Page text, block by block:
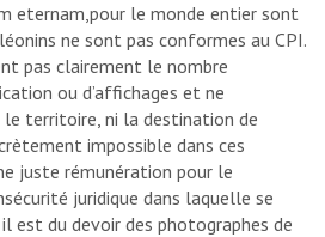
eternam,pour le monde entier sont
ne sont pas conformes au CPI.
pas clairement le nombre
ou d’affichages et ne
territoire, ni la destination de
impossible dans ces
juste rémunération pour le
juridique dans laquelle se
est du devoir des photographes de